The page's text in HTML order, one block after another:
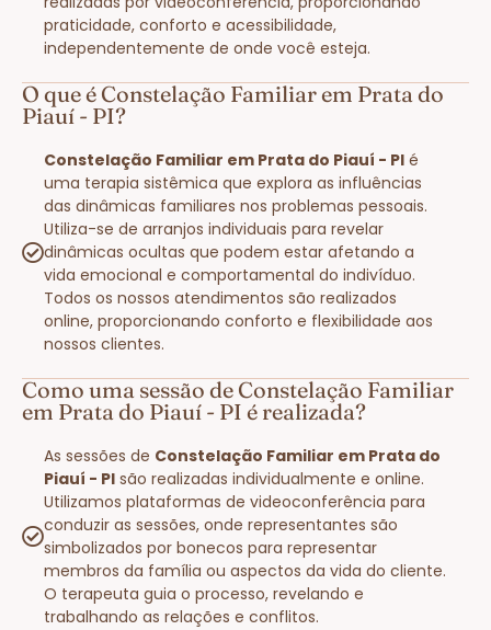
praticidade, conforto e acessibilidade,
independentemente de onde você esteja.
O que é Constelação Familiar em Prata do
Piauí - PI?
Constelação Familiar em Prata do Piauí - PI é
uma terapia sistêmica que explora as influências
das dinâmicas familiares nos problemas pessoais.
Utiliza-se de arranjos individuais para revelar
dinâmicas ocultas que podem estar afetando a
vida emocional e comportamental do indivíduo.
Todos os nossos atendimentos são realizados
online, proporcionando conforto e flexibilidade aos
nossos clientes.
Como uma sessão de Constelação Familiar
em Prata do Piauí - PI é realizada?
As sessões de Constelação Familiar em Prata do
Piauí - PI são realizadas individualmente e online.
Utilizamos plataformas de videoconferência para
conduzir as sessões, onde representantes são
simbolizados por bonecos para representar
membros da família ou aspectos da vida do cliente.
O terapeuta guia o processo, revelando e
trabalhando as relações e conflitos.